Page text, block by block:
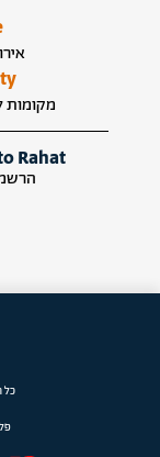
מקומות
Rahat
כל